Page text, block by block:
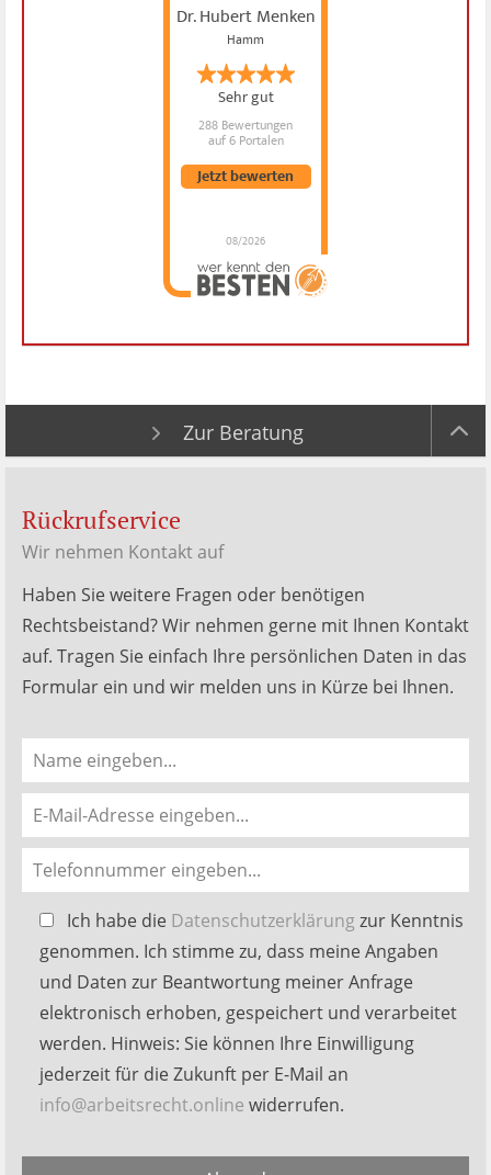
Dr. Hubert Menken
Hamm
Sehr gut
288 Bewertungen
auf 6 Portalen
08/2026
Jetzt bewerten
Dr. Hubert Menken
hat4.88 von5
MenkenBewertungen
Zur Beratung
Rückrufservice
Wir nehmen Kontakt auf
Haben Sie weitere Fragen oder benötigen
Rechtsbeistand? Wir nehmen gerne mit Ihnen Kontakt
auf. Tragen Sie einfach Ihre persönlichen Daten in das
Formular ein und wir melden uns in Kürze bei Ihnen.
Bitte
lasse
dieses
Feld
leer.
Ich habe die Datenschutzerklärungzur Kenntnis
genommen. Ich stimme zu, dass meine Angaben
und Daten zur Beantwortung meiner Anfrage
elektronisch erhoben, gespeichert und verarbeitet
werden. Hinweis: Sie können Ihre Einwilligung
jederzeit für die Zukunft per E-Mail an
info@arbeitsrecht.online widerrufen.